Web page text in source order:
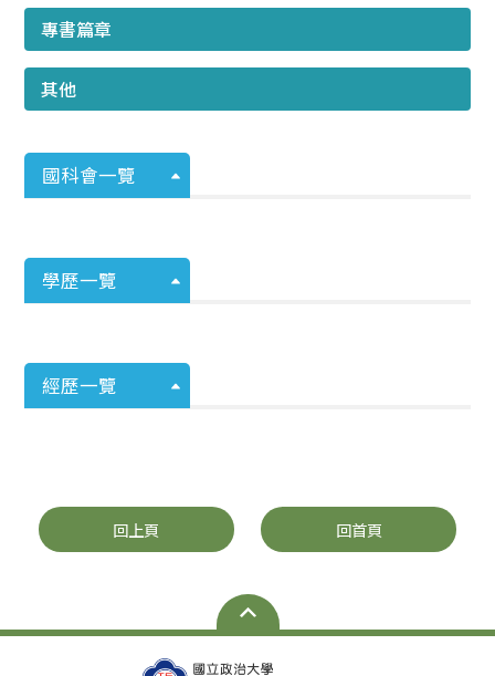
專書篇章
其他
國科會一覽
學歷一覽
經歷一覽
回上頁 回首頁